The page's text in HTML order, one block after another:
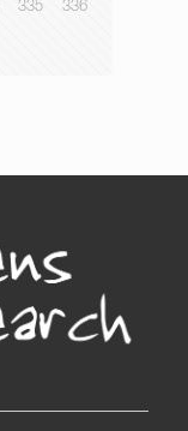
335 336